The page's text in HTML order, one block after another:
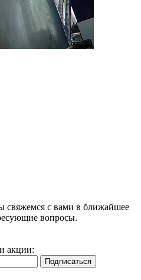
свяжемся с вами в ближайшее
вопросы.
акции: